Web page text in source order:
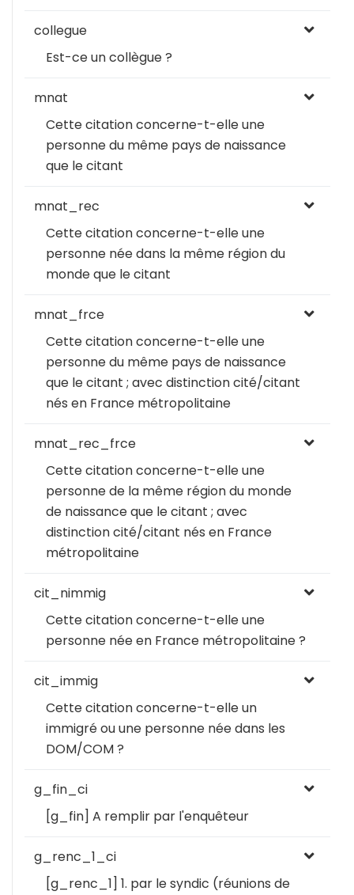
collegue
Est-ce un collègue ?
mnat
Cette citation concerne-t-elle une
personne du même pays de naissance
que le citant
mnat_rec
Cette citation concerne-t-elle une
personne née dans la même région du
monde que le citant
mnat_frce
Cette citation concerne-t-elle une
personne du même pays de naissance
que le citant ; avec distinction cité/citant
nés en France métropolitaine
mnat_rec_frce
Cette citation concerne-t-elle une
personne de la même région du monde
de naissance que le citant ; avec
distinction cité/citant nés en France
métropolitaine
cit_nimmig
Cette citation concerne-t-elle une
personne née en France métropolitaine ?
cit_immig
Cette citation concerne-t-elle un
immigré ou une personne née dans les
DOM/COM ?
g_fin_ci
[g_fin] A remplir par l'enquêteur
g_renc_1_ci
[g_renc_1] 1. par le syndic (réunions de